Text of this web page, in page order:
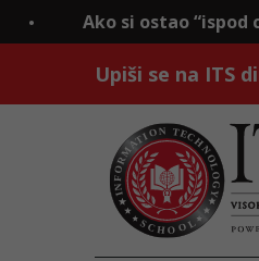
si ostao “ispod crte", to je
Upiši se na ITS